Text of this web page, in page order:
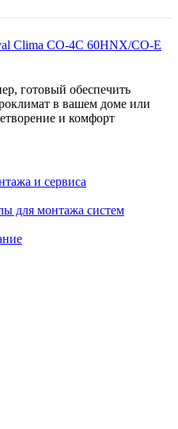
готовый обеспечить
в вашем доме или
и комфорт
и сервиса
для монтажа систем